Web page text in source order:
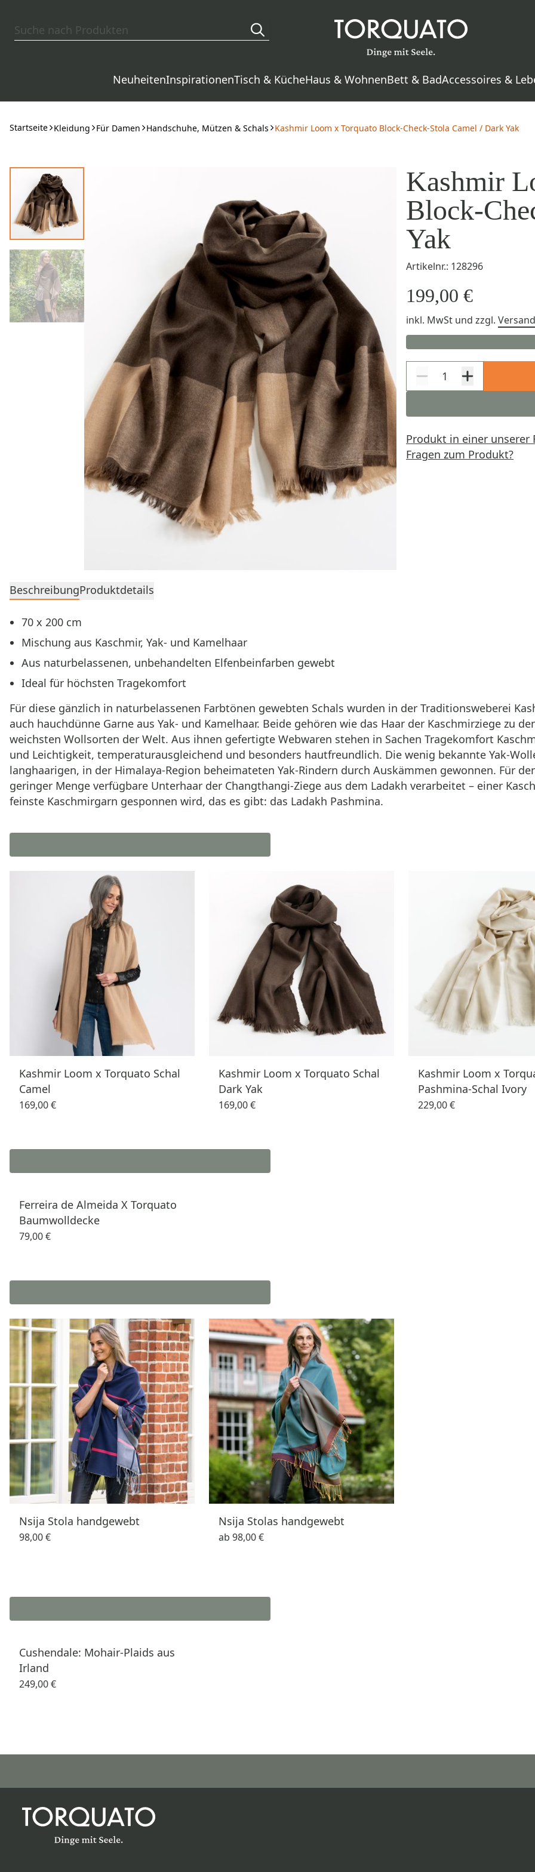
NeuheitenInspirationenTisch & KücheHaus & WohnenBett & BadAccessoires &
Startseite Kleidung Für Damen Handschuhe, Mützen & Schals Kashmir Loom x Torquato Block-Check-Stola Camel / Dark Yak
Kashmir
Block-
Yak
Artikelnr.: 128296
199,00 €
inkl. MwSt und zzgl. Versand
Produkt in einer unserer
Fragen zum Produkt?
BeschreibungProduktdetails
70 x 200 cm
Mischung aus Kaschmir, Yak- und Kamelhaar
Aus naturbelassenen, unbehandelten Elfenbeinfarben gewebt
Ideal für höchsten Tragekomfort
Für diese gänzlich in naturbelassenen Farbtönen gewebten Schals wurden in der Traditionsweberei
auch hauchdünne Garne aus Yak- und Kamelhaar. Beide gehören wie das Haar der Kaschmirziege zu
weichsten Wollsorten der Welt. Aus ihnen gefertigte Webwaren stehen in Sachen Tragekomfort
und Leichtigkeit, temperaturausgleichend und besonders hautfreundlich. Die wenig bekannte Yak-
langhaarigen, in der Himalaya-Region beheimateten Yak-Rindern durch Auskämmen gewonnen. Für
geringer Menge verfügbare Unterhaar der Changthangi-Ziege aus dem Ladakh verarbeitet – einer
feinste Kaschmirgarn gesponnen wird, das es gibt: das Ladakh Pashmina.
Kashmir Loom x Torquato Schal
Camel
169,00 €
Kashmir Loom x Torquato Schal
Dark Yak
169,00 €
Kashmir Loom x
Pashmina-Schal Ivory
229,00 €
Ferreira de Almeida X Torquato
Baumwolldecke
79,00 €
Nsija Stola handgewebt
98,00 €
Nsija Stolas handgewebt
ab 98,00 €
Cushendale: Mohair-Plaids aus
Irland
249,00 €